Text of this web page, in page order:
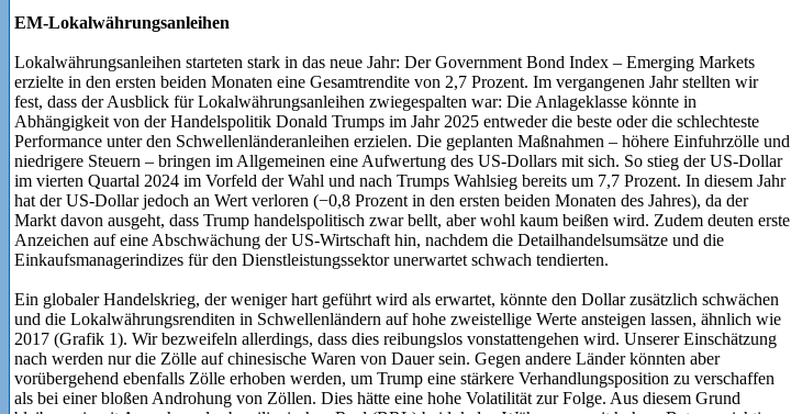
EM-Lokalwährungsanleihen
Lokalwährungsanleihen starteten stark in das neue Jahr: Der Government Bond Index – Emerging Markets
erzielte in den ersten beiden Monaten eine Gesamtrendite von 2,7 Prozent. Im vergangenen Jahr stellten wir
fest, dass der Ausblick für Lokalwährungsanleihen zwiegespalten war: Die Anlageklasse könnte in
Abhängigkeit von der Handelspolitik Donald Trumps im Jahr 2025 entweder die beste oder die schlechteste
Performance unter den Schwellenländeranleihen erzielen. Die geplanten Maßnahmen – höhere Einfuhrzölle und
niedrigere Steuern – bringen im Allgemeinen eine Aufwertung des US-Dollars mit sich. So stieg der US-Dollar
im vierten Quartal 2024 im Vorfeld der Wahl und nach Trumps Wahlsieg bereits um 7,7 Prozent. In diesem Jahr
hat der US-Dollar jedoch an Wert verloren (−0,8 Prozent in den ersten beiden Monaten des Jahres), da der
Markt davon ausgeht, dass Trump handelspolitisch zwar bellt, aber wohl kaum beißen wird. Zudem deuten erste
Anzeichen auf eine Abschwächung der US-Wirtschaft hin, nachdem die Detailhandelsumsätze und die
Einkaufsmanagerindizes für den Dienstleistungssektor unerwartet schwach tendierten.
Ein globaler Handelskrieg, der weniger hart geführt wird als erwartet, könnte den Dollar zusätzlich schwächen
und die Lokalwährungsrenditen in Schwellenländern auf hohe zweistellige Werte ansteigen lassen, ähnlich wie
2017 (Grafik 1). Wir bezweifeln allerdings, dass dies reibungslos vonstattengehen wird. Unserer Einschätzung
nach werden nur die Zölle auf chinesische Waren von Dauer sein. Gegen andere Länder könnten aber
vorübergehend ebenfalls Zölle erhoben werden, um Trump eine stärkere Verhandlungsposition zu verschaffen
als bei einer bloßen Androhung von Zöllen. Dies hätte eine hohe Volatilität zur Folge. Aus diesem Grund